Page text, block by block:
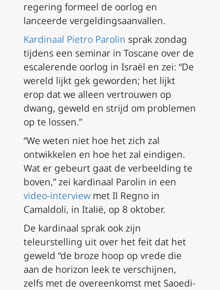
regering formeel de oorlog en
lanceerde vergeldingsaanvallen.
Kardinaal Pietro Parolin sprak zondag
tijdens een seminar in Toscane over de
escalerende oorlog in Israël en zei: “De
wereld lijkt gek geworden; het lijkt
erop dat we alleen vertrouwen op
dwang, geweld en strijd om problemen
op te lossen.”
“We weten niet hoe het zich zal
ontwikkelen en hoe het zal eindigen.
Wat er gebeurt gaat de verbeelding te
boven,” zei kardinaal Parolin in een
video-interview metIl Regno in
Camaldoli, in Italië, op 8 oktober.
De kardinaal sprak ook zijn
teleurstelling uit over het feit dat het
geweld “de broze hoop op vrede die
aan de horizon leek te verschijnen,
zelfs met de overeenkomst met Saoedi-